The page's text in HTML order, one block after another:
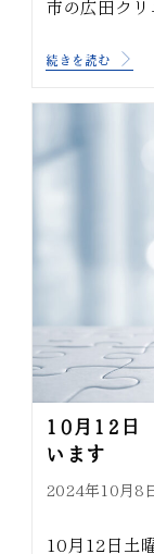
市の広田ク
続きを読む
10月12日
います
2024年10月8
10月12日土